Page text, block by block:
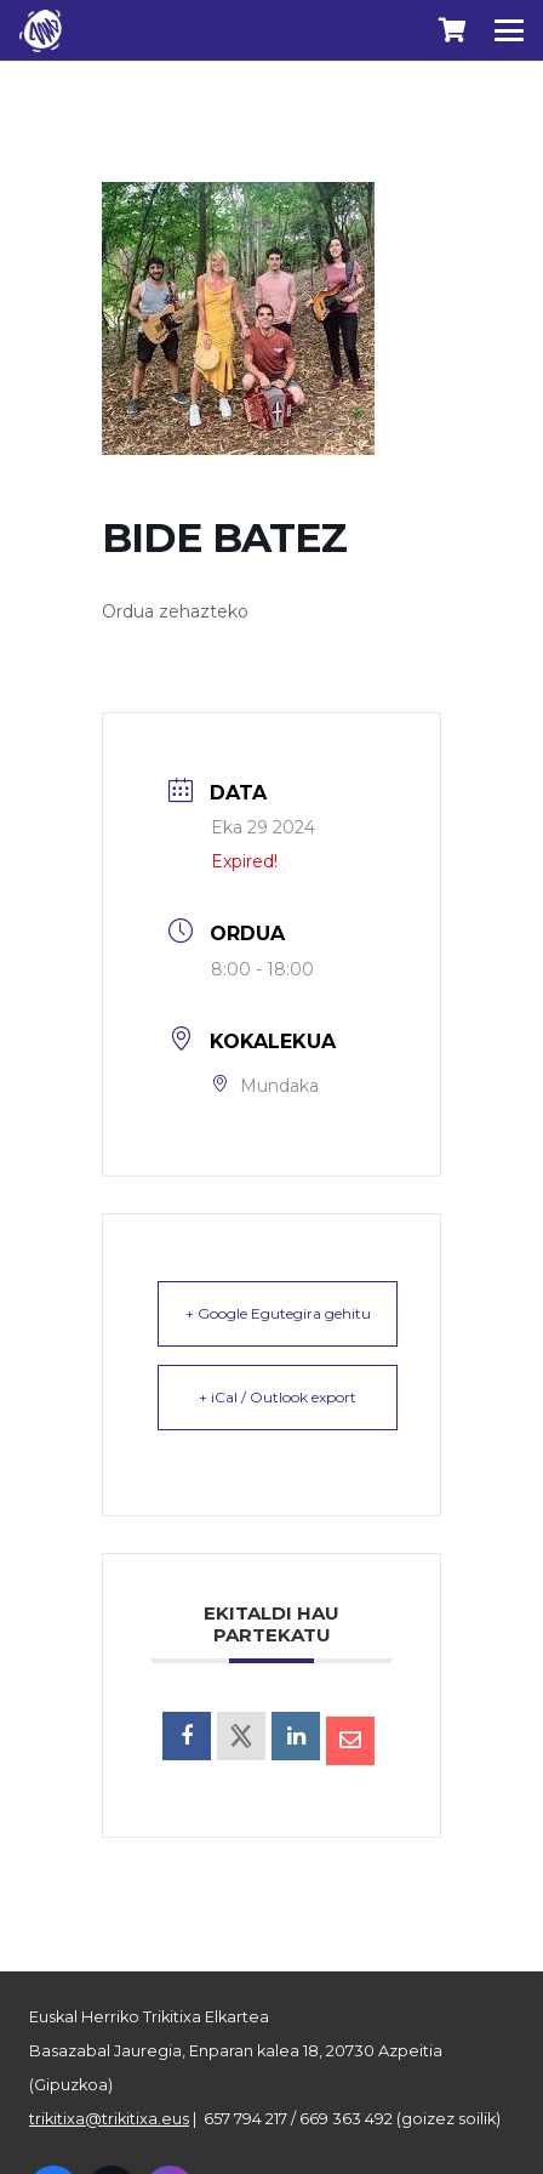
BIDE BATEZ
Ordua zehazteko
DATA
Eka 29 2024
Expired!
ORDUA
8:00 - 18:00
KOKALEKUA
Mundaka
+ Google Egutegira gehitu
+ iCal / Outlook export
EKITALDI HAU
PARTEKATU
Euskal Herriko Trikitixa Elkartea
Basazabal Jauregia, Enparan kalea 18, 20730 Azpeitia
(Gipuzkoa)
trikitixa@trikitixa.eus | 657 794 217 / 669 363 492 (goizez soilik)